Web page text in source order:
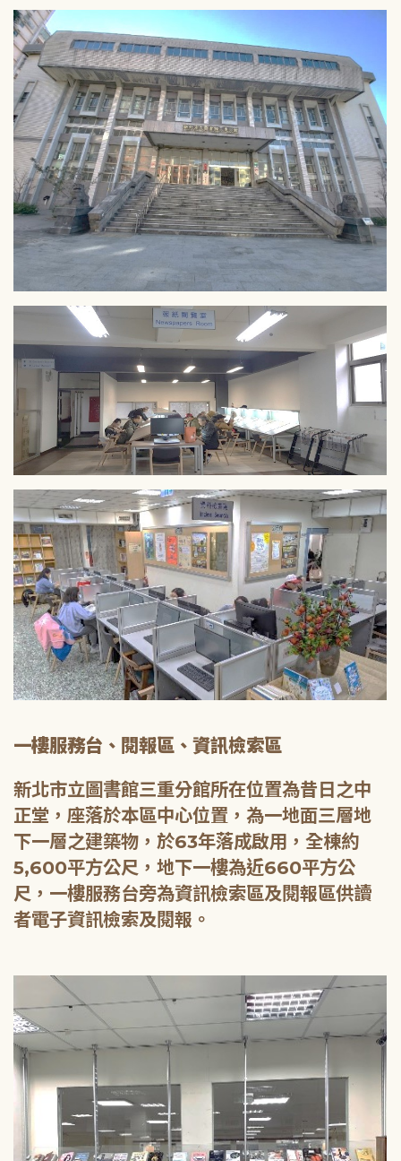
一樓服務台、閱報區、資訊檢索區
新北市立圖書館三重分館所在位置為昔日之中
正堂，座落於本區中心位置，為一地面三層地
下一層之建築物，於63年落成啟用，全棟約
5,600平方公尺，地下一樓為近660平方公
尺，一樓服務台旁為資訊檢索區及閱報區供讀
者電子資訊檢索及閱報。